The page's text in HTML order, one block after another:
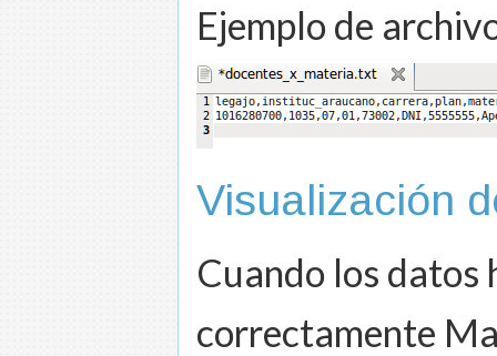
Ejemplo de
Visualización
Cuando los datos
correctamente